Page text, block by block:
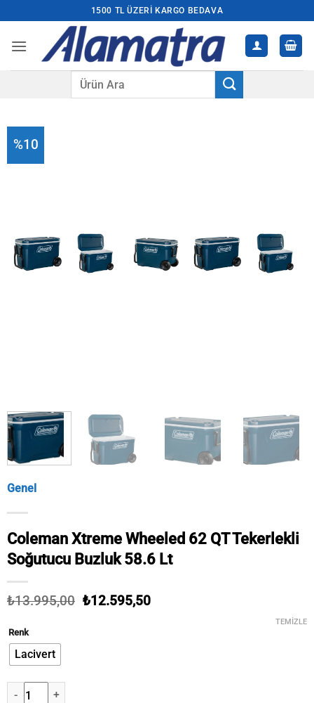
atla
1500 TL ÜZERI KARGO BEDAVA
Ara:
%10
Genel
Coleman Xtreme Wheeled 62 QT Tekerlekli
Soğutucu Buzluk 58.6 Lt
₺13.995,00 Orijinal
₺12.595,50Şu
Renk
Lacivert
TEMIZLE
Coleman Xtreme Wheeled 62 QT Tekerlekli Soğutucu Buzluk 58.6 Lt